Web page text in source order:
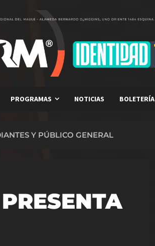
PROGRAMAS NOTICIAS BOLETERÍA
Y PÚBLICO GENERAL